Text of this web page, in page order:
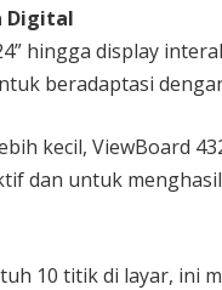
Digital
hingga display
beradaptasi
kecil, ViewBoard
dan untuk
10 titik di layar, ini